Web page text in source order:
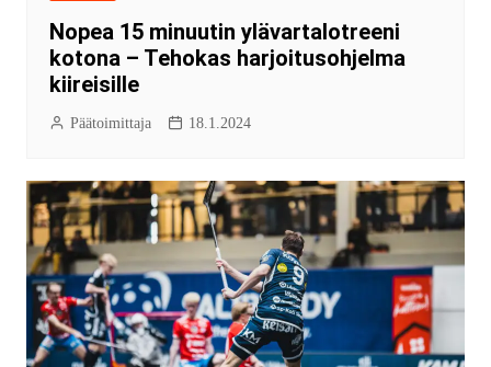
Nopea 15 minuutin ylävartalotreeni
kotona – Tehokas harjoitusohjelma
kiireisille
Päätoimittaja 18.1.2024